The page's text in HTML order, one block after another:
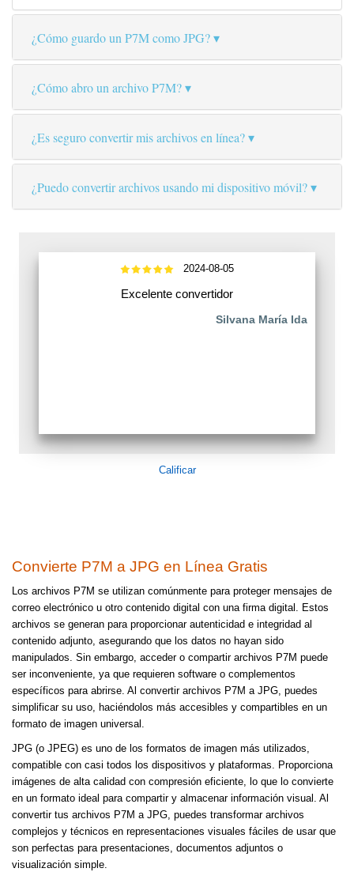
¿Cómo guardo un P7M como JPG?
¿Cómo abro un archivo P7M?
¿Es seguro convertir mis archivos en línea?
¿Puedo convertir archivos usando mi dispositivo móvil?
2024-08-05
Excelente convertidor
Silvana María Ida
Calificar
Convierte P7M a JPG en Línea Gratis
Los archivos P7M se utilizan comúnmente para proteger mensajes de
correo electrónico u otro contenido digital con una firma digital. Estos
archivos se generan para proporcionar autenticidad e integridad al
contenido adjunto, asegurando que los datos no hayan sido
manipulados. Sin embargo, acceder o compartir archivos P7M puede
ser inconveniente, ya que requieren software o complementos
específicos para abrirse. Al convertir archivos P7M a JPG, puedes
simplificar su uso, haciéndolos más accesibles y compartibles en un
formato de imagen universal.
JPG (o JPEG) es uno de los formatos de imagen más utilizados,
compatible con casi todos los dispositivos y plataformas. Proporciona
imágenes de alta calidad con compresión eficiente, lo que lo convierte
en un formato ideal para compartir y almacenar información visual. Al
convertir tus archivos P7M a JPG, puedes transformar archivos
complejos y técnicos en representaciones visuales fáciles de usar que
son perfectas para presentaciones, documentos adjuntos o
visualización simple.